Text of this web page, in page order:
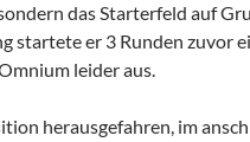
das Starterfeld auf
startete er 3 Runden zuvor
leider aus.
herausgefahren, im